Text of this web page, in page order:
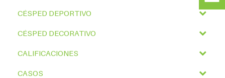
CÉSPED DEPORTIVO
CÉSPED DECORATIVO
CALIFICACIONES
CASOS